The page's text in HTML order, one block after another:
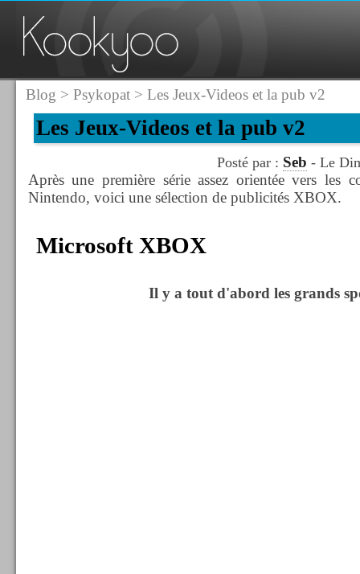
Blog > Psykopat> Les Jeux-Videos et la pub v2
Les Jeux-Videos et la pub v2
Posté par : Seb - Le
Après une première série assez orientée vers les
Nintendo, voici une sélection de publicités XBOX.
Microsoft XBOX
Il y a tout d'abord les grands